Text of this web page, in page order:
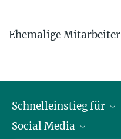
Ehemalige Mitarbeiter
Jelena.Belojevic@...
Luke Eberhard-Hertel
Schnelleinstieg für
Journalist*innen
Social Media